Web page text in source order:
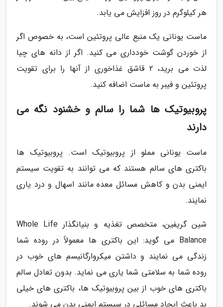
هر کیلوگرم در روز افزایش می یابد.
ماست یونانی یک منبع عالی پروتئین است، به خصوص اگر
از خوردن گوشت خودداری می کنید. اگر از دانه های چیا
لذت می برید، 2 قاشق غذاخوری از آنها را برای تقویت
پروتئین و فیبر به ماست اضافه کنید.
پروبیوتیک ها شما را سالم و خشنود نگه می
دارند
ماست یونانی مملو از پروبیوتیک است. پروبیوتیک ها
باکتری های سالم هستند که می توانند به تقویت سیستم
ایمنی بدن و کاهش مسائل معده مانند اسهال و درد یاری
نمایند.
شین گریفین، متخصص تغذیه و بنیانگذار Whole Life
Balance می گوید: این باکتری ها معمولاً در روده شما
زندگی می نمایند و داشتن میکروارگانیسم های خوب در
روده شما به سلامتی شما یاری می نماید. بدون تعادل سالم
باکتری های خوب از بین پروبیوتیک ها، باکتری های خیلی
بد باعث ایجاد مسائلی در سیستم ایمنی بدن می شوند.